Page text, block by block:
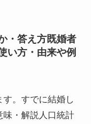
・答え方既婚者
い方・由来や例
。すでに結婚し
味・解説人口統計